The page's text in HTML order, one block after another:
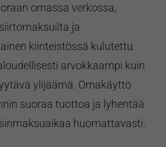
omassa verkossa,
ja
kiinteistössä kulutettu
arvokkaampi kuin
ylijäämä. Omakäyttö
suoraa tuottoa ja lyhentää
huomattavasti.